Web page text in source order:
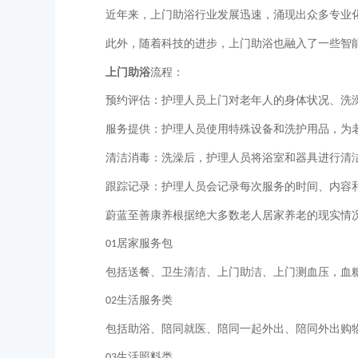
近年来，上门助浴行业发展迅速，涌现出众多专业
此外，随着科技的进步，上门助浴也融入了一些
上门助浴流程：
预约评估：护理人员上门对老年人的身体状况、洗
服务提供：护理人员使用特殊设备和洗护用品，
清洁消毒：洗澡后，护理人员将浴室和器具进行清
跟踪记录：护理人员会记录每次服务的时间、内
蔚蓝至善康养根据绝大多数老人居家养老的现实
01居家服务包
包括送餐、卫生清洁、上门助洁、上门测血压，
02生活服务类
包括助浴、陪同就医、陪同一起外出、陪同外出购